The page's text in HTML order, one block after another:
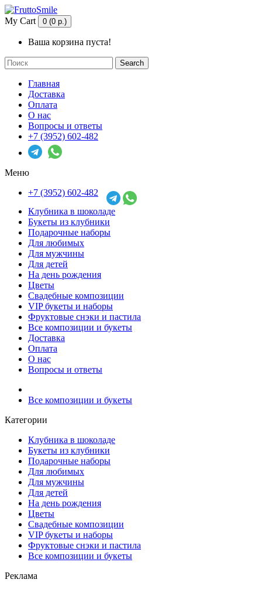
My Cart 0 (0 р.)
Ваша корзина пуста!
Search
Главная
Доставка
Оплата
О нас
Вопросы и ответы
+7 (3952) 602-482
Меню
+7 (3952) 602-482
Клубника в шоколаде
Букеты из клубники
Подарочные наборы
Для любимых
Для мужчины
Для детей
На день рождения
Цветы
Свадебные композиции
VIP букеты и наборы
Фруктовые снэки и пастила
Все композиции и букеты
Доставка
Оплата
О нас
Вопросы и ответы
Все композиции и букеты
Категории
Клубника в шоколаде
Букеты из клубники
Подарочные наборы
Для любимых
Для мужчины
Для детей
На день рождения
Цветы
Свадебные композиции
VIP букеты и наборы
Фруктовые снэки и пастила
Все композиции и букеты
Реклама